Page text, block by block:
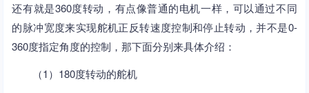
还有就是360度转动，有点像普通的电机一样，可以通过不同
的脉冲宽度来实现舵机正反转速度控制和停止转动，并不是0-
360度指定角度的控制，那下面分别来具体介绍：
（1）180度转动的舵机